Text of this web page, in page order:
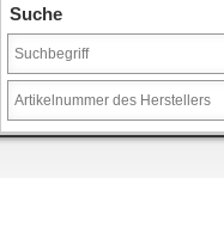
Suche